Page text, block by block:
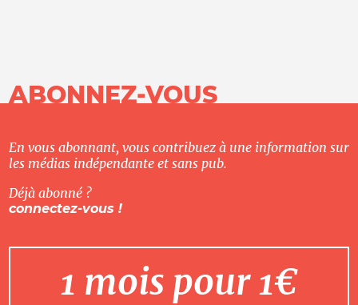
ABONNEZ-VOUS
En vous abonnant, vous contribuez à une information sur
les médias indépendante et sans pub.
Déjà abonné ?
connectez-vous !
1 mois pour 1€